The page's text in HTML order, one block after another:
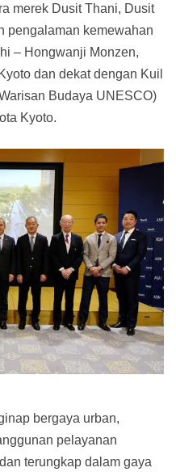
merek Dusit Thani, Dusit
pengalaman kemewahan
– Hongwanji Monzen,
dan dekat dengan Kuil
Budaya UNESCO)
Kyoto.
bergaya urban,
pelayanan
terungkap dalam gaya